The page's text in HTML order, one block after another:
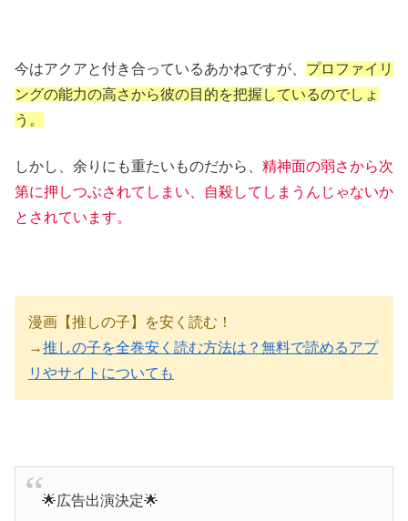
今はアクアと付き合っているあかねですが、 プロファイリ
ングの能力の高さから彼の目的を把握しているのでしょ
う。
しかし、余りにも重たいものだから、 精神面の弱さから次
第に押しつぶされてしまい、自殺してしまうんじゃないか
とされています。
漫画【推しの子】を安く読む！
→推しの子を全巻安く読む方法は？無料で読めるアプ
リやサイトについても
🌟広告出演決定🌟